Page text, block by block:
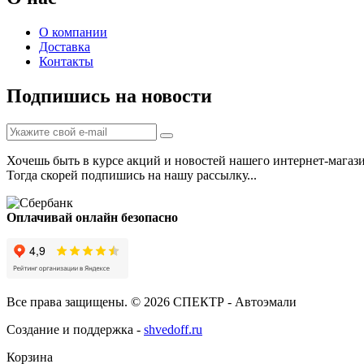
О компании
Доставка
Контакты
Подпишись на новости
Хочешь быть в курсе акций и новостей нашего интернет-
Тогда скорей подпишись на нашу рассылку...
Оплачивай онлайн безопасно
Все права защищены. © 2026 СПЕКТР - Автоэмали
Создание и поддержка - shvedoff.ru
Корзина